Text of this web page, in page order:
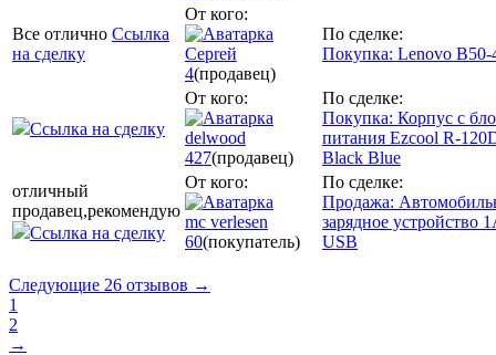
Все отлично Ссылка
на сделку
От кого:
Cepreй
4(продавец)
По сделке:
Покупка: Lenovo B50-
Ссылка на сделку
От кого:
delwood
427(продавец)
По сделке:
Покупка: Корпус с
питания Ezcool R-
Black Blue
отличный
продавец,рекомендую
Ссылка на сделку
От кого:
mc verlesen
60(покупатель)
По сделке:
Продажа:
зарядное устройство
USB
Следующие 26 отзывов →
1
2
→